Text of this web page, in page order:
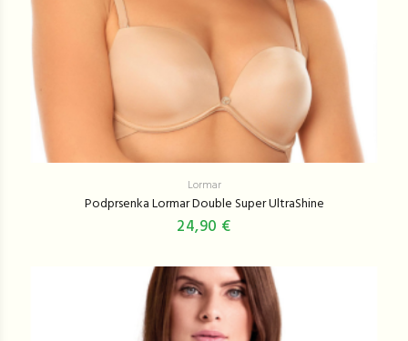
Lormar
Podprsenka Lormar Double Super UltraShine
24,90 €